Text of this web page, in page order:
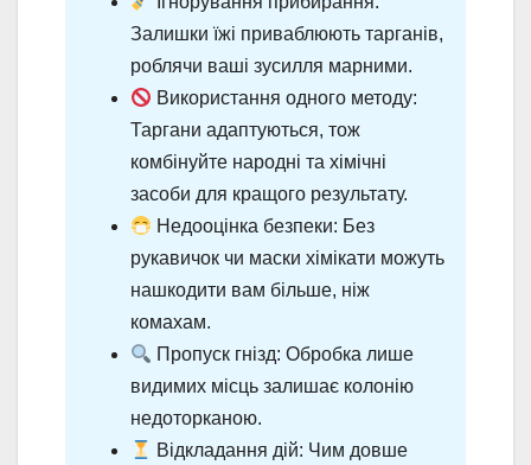
Залишки їжі приваблюють тарганів,
роблячи ваші зусилля марними.
Використання одного методу:
Таргани адаптуються, тож
комбінуйте народні та хімічні
засоби для кращого результату.
Недооцінка безпеки: Без
рукавичок чи маски хімікати можуть
нашкодити вам більше, ніж
комахам.
Пропуск гнізд: Обробка лише
видимих місць залишає колонію
недоторканою.
Відкладання дій: Чим довше